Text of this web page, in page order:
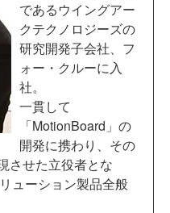
であるウイングアー
クテクノロジーズの
研究開発子会社、フ
ォー・クルーに入
社。
一貫して
「MotionBoard」の
開発に携わり、その
させた立役者とな
ューション製品全般